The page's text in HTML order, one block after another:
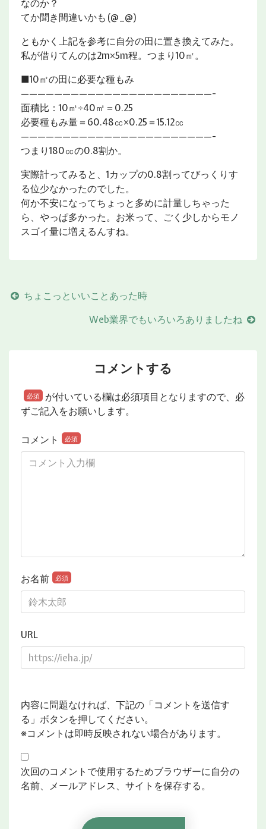
なのか？
てか聞き間違いかも(@_@)
ともかく上記を参考に自分の田に置き換えてみた。
私が借りてんのは2m×5m程。つまり10㎡。
■10㎡の田に必要な種もみ
———————————————————————-
面積比：10㎡÷40㎡＝0.25
必要種もみ量＝60.48㏄×0.25＝15.12㏄
———————————————————————-
つまり180㏄の0.8割か。
実際計ってみると、1カップの0.8割ってびっくりす
る位少なかったのでした。
何か不安になってちょっと多めに計量しちゃった
ら、やっぱ多かった。お米って、ごく少しからモノ
スゴイ量に増えるんすね。
ちょこっといいことあった時
Web業界でもいろいろありましたね
コメントする
必須
が付いている欄は必須項目となりますので、必
ずご記入をお願いします。
コメント 必須
お名前 必須
URL
内容に問題なければ、下記の「コメントを送信す
る」ボタンを押してください。
※コメントは即時反映されない場合があります。
次回のコメントで使用するためブラウザーに自分の
名前、メールアドレス、サイトを保存する。